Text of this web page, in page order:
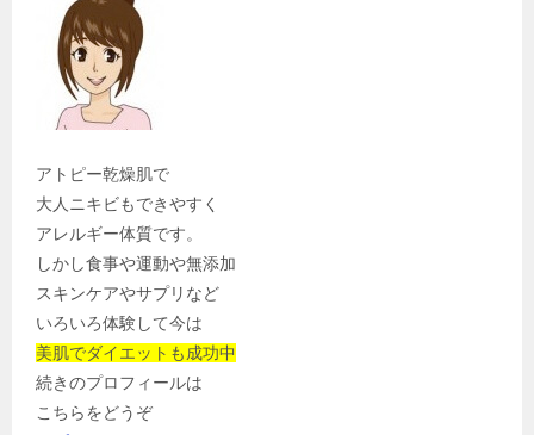
アトピー乾燥肌で
大人ニキビもできやすく
アレルギー体質です。
しかし食事や運動や無添加
スキンケアやサプリなど
いろいろ体験して今は
美肌でダイエットも成功中
続きのプロフィールは
こちらをどうぞ